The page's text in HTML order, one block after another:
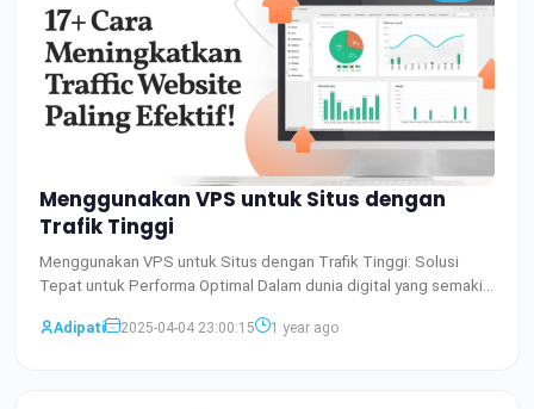
Menggunakan VPS untuk Situs dengan
Trafik Tinggi
Menggunakan VPS untuk Situs dengan Trafik Tinggi: Solusi
Tepat untuk Performa Optimal Dalam dunia digital yang semakin
Adipati
2025-04-04 23:00:15 1 year ago